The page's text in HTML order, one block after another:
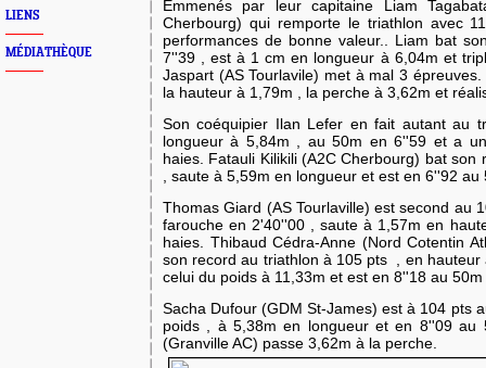
LIENS
MÉDIATHÈQUE
Emmenés par leur capitaine Liam
Cherbourg) qui remporte le triathlon avec
performances de bonne valeur.. Liam bat
7''39 , est à 1 cm en longueur à 6,04m et
Jaspart (AS Tourlavile) met à mal 3
la hauteur à 1,79m , la perche à 3,62m et
Son coéquipier Ilan Lefer en fait autant au
longueur à 5,84m , au 50m en 6''59 et a
haies. Fatauli Kilikili (A2C Cherbourg) bat son
, saute à 5,59m en longueur et est en 6''92 au
Thomas Giard (AS Tourlaville) est second au
farouche en 2'40''00 , saute à 1,57m en
haies. Thibaud Cédra-Anne (Nord Cotentin
son record au triathlon à 105 pts , en hauteur
celui du poids à 11,33m et est en 8''18 au
Sacha Dufour (GDM St-James) est à 104 pts
poids , à 5,38m en longueur eten 8''09 au
(Granville AC) passe 3,62m à la perche.